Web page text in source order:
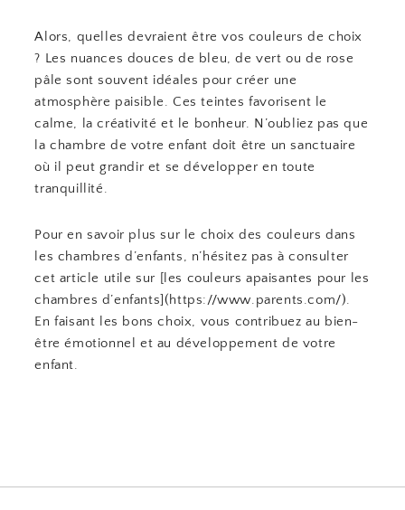
Alors, quelles devraient être vos couleurs de choix
? Les nuances douces de bleu, de vert ou de rose
pâle sont souvent idéales pour créer une
atmosphère paisible. Ces teintes favorisent le
calme, la créativité et le bonheur. N’oubliez pas que
la chambre de votre enfant doit être un sanctuaire
où il peut grandir et se développer en toute
tranquillité.
Pour en savoir plus sur le choix des couleurs dans
les chambres d’enfants, n’hésitez pas à consulter
cet article utile sur [les couleurs apaisantes pour les
chambres d’enfants](https://www.parents.com/).
En faisant les bons choix, vous contribuez au bien-
être émotionnel et au développement de votre
enfant.